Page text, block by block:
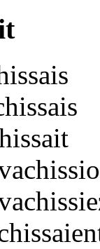
issais
issais
issait